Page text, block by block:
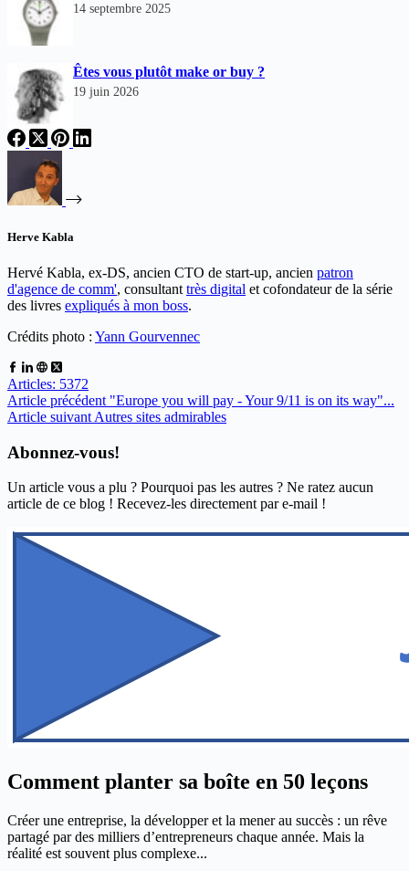
14 septembre 2025
Êtes vous plutôt make or buy ?
19 juin 2026
Herve Kabla
Hervé Kabla, ex-DS, ancien CTO de start-up, ancien patron
d'agence de comm', consultant très digital et cofondateur de la série
des livres expliqués à mon boss.
Crédits photo : Yann Gourvennec
Articles: 5372
Article précédent "Europe you will pay - Your 9/11 is on its way"...
Article suivant Autres sites admirables
Abonnez-vous!
Un article vous a plu ? Pourquoi pas les autres ? Ne ratez aucun
article de ce blog ! Recevez-les directement par e-mail !
Comment planter sa boîte en 50 leçons
Créer une entreprise, la développer et la mener au succès : un rêve
partagé par des milliers d’entrepreneurs chaque année. Mais la
réalité est souvent plus complexe...